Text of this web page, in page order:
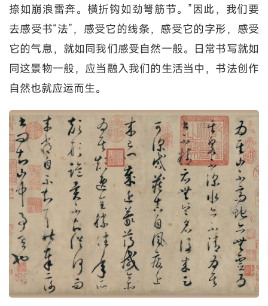
捺如崩浪雷奔。横折钩如劲弩筋节。”因此，我们要
去感受书“法”，感受它的线条，感受它的字形，感受
它的气息，就如同我们感受自然一般。日常书写就如
同这景物一般，应当融入我们的生活当中，书法创作
自然也就应运而生。